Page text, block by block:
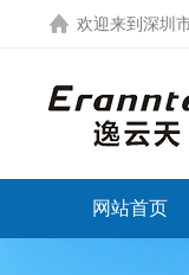
欢迎来到 深圳
网站首页